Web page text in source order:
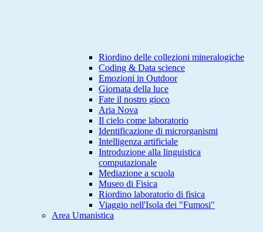
Riordino delle collezioni mineralogiche
Coding & Data science
Emozioni in Outdoor
Giornata della luce
Fate il nostro gioco
Aria Nova
Il cielo come laboratorio
Identificazione di microrganismi
Intelligenza artificiale
Introduzione alla linguistica
computazionale
Mediazione a scuola
Museo di Fisica
Riordino laboratorio di fisica
Viaggio nell'Isola dei "Fumosi"
Area Umanistica